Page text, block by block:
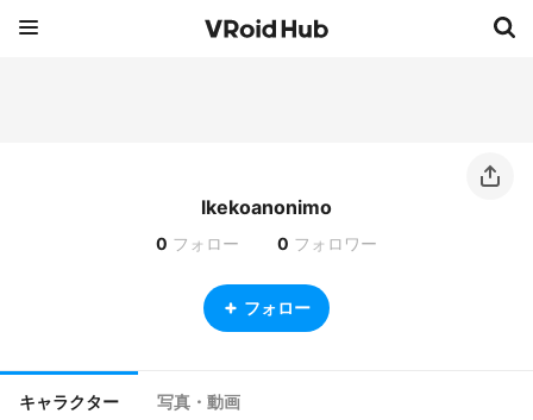
lkekoanonimo
0 フォロー 0 フォロワー
フォロー
キャラクター 写真・動画